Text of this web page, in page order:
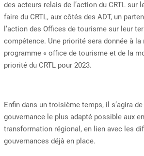
des acteurs relais de l’action du CRTL sur
faire du CRTL, aux côtés des ADT, un
l’action des Offices de tourisme sur leur
compétence. Une priorité sera donnée à
programme « office de tourisme et de la
priorité du CRTL pour 2023.
Enfin dans un troisième temps, il s’agira
gouvernance le plus adapté possible aux
transformation régional, en lien avec les
gouvernances déjà en place.